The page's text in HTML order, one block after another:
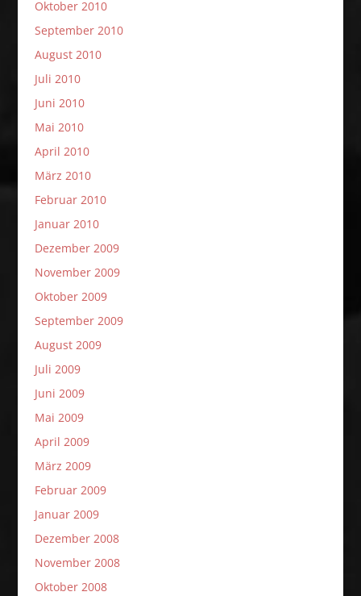
Oktober 2010
September 2010
August 2010
Juli 2010
Juni 2010
Mai 2010
April 2010
März 2010
Februar 2010
Januar 2010
Dezember 2009
November 2009
Oktober 2009
September 2009
August 2009
Juli 2009
Juni 2009
Mai 2009
April 2009
März 2009
Februar 2009
Januar 2009
Dezember 2008
November 2008
Oktober 2008